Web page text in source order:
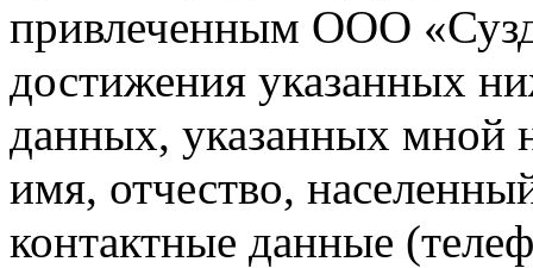
привлеченным ООО
достижения указанных
данных, указанных мной
имя, отчество,
контактные данные